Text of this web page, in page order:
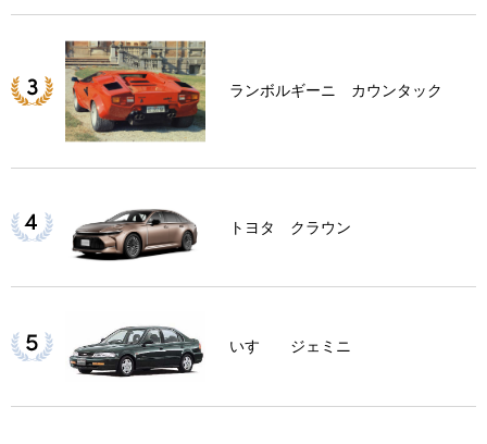
ランボルギーニ カウンタック
トヨタ クラウン
いすゞ ジェミニ